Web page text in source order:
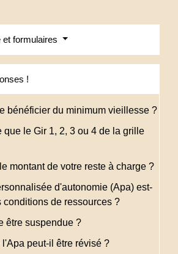
et formulaires
!
bénéficier du minimum vieillesse ?
que le Gir 1, 2, 3 ou 4 de la grille
montant de votre reste à charge ?
d'autonomie (Apa) est-
conditions de ressources ?
être suspendue ?
l'Apa peut-il être révisé ?